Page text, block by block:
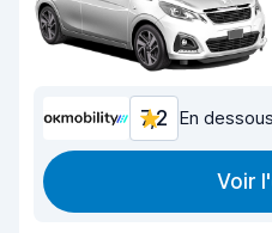
7,2 En
Voir